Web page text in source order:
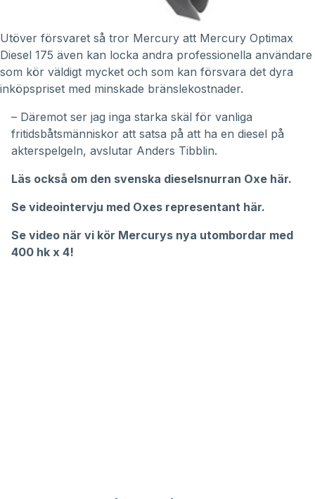
Utöver försvaret så tror Mercury att Mercury Optimax
Diesel 175 även kan locka andra professionella användare
som kör väldigt mycket och som kan försvara det dyra
inköpspriset med minskade bränslekostnader.
– Däremot ser jag inga starka skäl för vanliga
fritidsbåtsmänniskor att satsa på att ha en diesel på
akterspelgeln, avslutar Anders Tibblin.
Läs också om den svenska dieselsnurran Oxe här.
Se videointervju med Oxes representant här.
Se video när vi kör Mercurys nya utombordar med
400 hk x 4!